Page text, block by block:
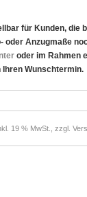
für Kunden,
oder Anzugmaße
oder im Rahmen
Ihren Wunschtermin.
19 % MwSt., zzgl.